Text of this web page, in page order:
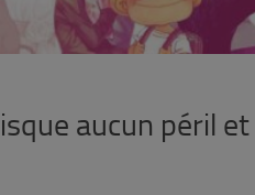
aucun péril et